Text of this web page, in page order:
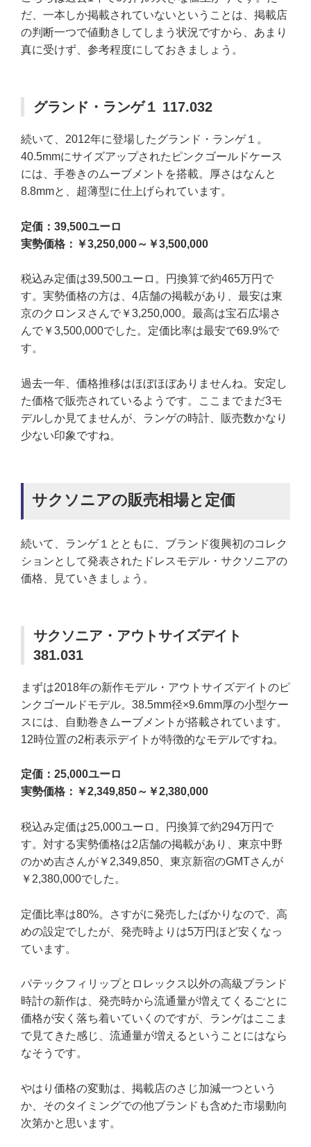
だ、一本しか掲載されていないということは、掲載店
の判断一つで値動きしてしまう状況ですから、あまり
真に受けず、参考程度にしておきましょう。
グランド・ランゲ１ 117.032
続いて、2012年に登場したグランド・ランゲ１。
40.5mmにサイズアップされたピンクゴールドケース
には、手巻きのムーブメントを搭載。厚さはなんと
8.8mmと、超薄型に仕上げられています。
定価：39,500ユーロ
実勢価格：￥3,250,000～￥3,500,000
税込み定価は39,500ユーロ。円換算で約465万円で
す。実勢価格の方は、4店舗の掲載があり、最安は東
京のクロンヌさんで￥3,250,000。最高は宝石広場さ
んで￥3,500,000でした。定価比率は最安で69.9%で
す。
過去一年、価格推移はほぼほぼありませんね。安定し
た価格で販売されているようです。ここまでまだ3モ
デルしか見てませんが、ランゲの時計、販売数かなり
少ない印象ですね。
サクソニアの販売相場と定価
続いて、ランゲ１とともに、ブランド復興初のコレク
ションとして発表されたドレスモデル・サクソニアの
価格、見ていきましょう。
サクソニア・アウトサイズデイト
381.031
まずは2018年の新作モデル・アウトサイズデイトのピ
ンクゴールドモデル。38.5mm径×9.6mm厚の小型ケー
スには、自動巻きムーブメントが搭載されています。
12時位置の2桁表示デイトが特徴的なモデルですね。
定価：25,000ユーロ
実勢価格：￥2,349,850～￥2,380,000
税込み定価は25,000ユーロ。円換算で約294万円で
す。対する実勢価格は2店舗の掲載があり、東京中野
のかめ吉さんが￥2,349,850、東京新宿のGMTさんが
￥2,380,000でした。
定価比率は80%。さすがに発売したばかりなので、高
めの設定でしたが、発売時よりは5万円ほど安くなっ
ています。
パテックフィリップとロレックス以外の高級ブランド
時計の新作は、発売時から流通量が増えてくるごとに
価格が安く落ち着いていくのですが、ランゲはここま
で見てきた感じ、流通量が増えるということにはなら
なそうです。
やはり価格の変動は、掲載店のさじ加減一つという
か、そのタイミングでの他ブランドも含めた市場動向
次第かと思います。